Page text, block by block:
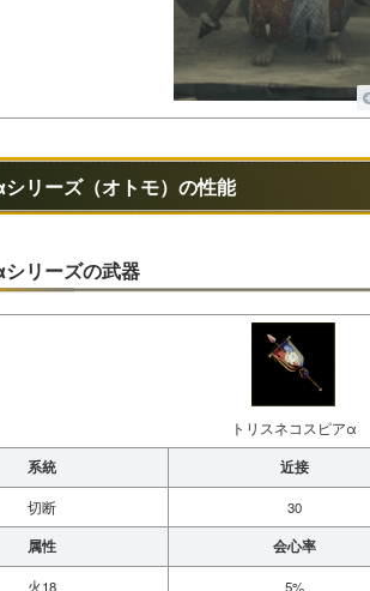
リーズ（オトモ）の性能
リーズの武器
トリスネコスピアα
系統 近接
切断 30
属性 会心率
火18 5%